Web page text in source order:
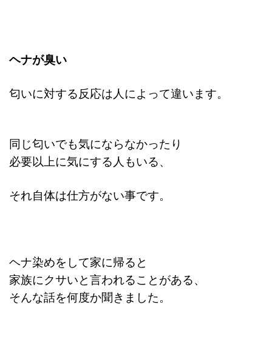
ヘナが臭い
匂いに対する反応は人によって違います。
同じ匂いでも気にならなかったり
必要以上に気にする人もいる、
それ自体は仕方がない事です。
ヘナ染めをして家に帰ると
家族にクサいと言われることがある、
そんな話を何度か聞きました。